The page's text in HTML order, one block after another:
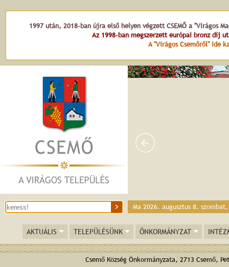
1997 után, 2018-ban újra első helyen végzett CSEMŐ a "Virágos
Az 1998-ban megszerzett európai bronz díj
A "Virágos Csemőről" ide
Ma 2026. augusztus 8.
AKTUÁLIS TELEPÜLÉSÜNK ÖNKORMÁNYZAT
Csemő Község Önkormányzata, 2713